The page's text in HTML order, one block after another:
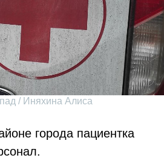
/ Иняхина Алиса
города пациентка